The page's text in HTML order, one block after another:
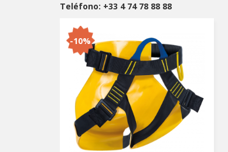
Teléfono: +33 4 74 78 88 88
-10%